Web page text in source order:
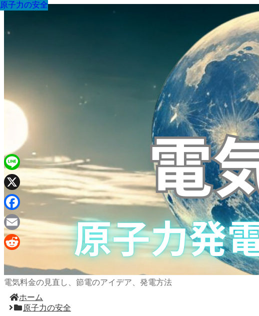
電気料金の見直し、節電のアイデア、発電方法
ホーム
原子力の安全
原子力の安全
原子力の安全
原子力の安全
原子力の安全
原子力の安全
原子力の安全
原子力の安全
原子力の安全
原子力の安全
Line
X
Facebook
Email